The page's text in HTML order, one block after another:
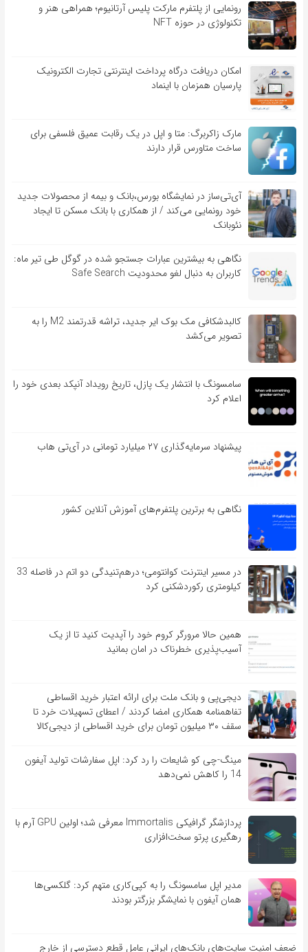
رونمایی از پلتفرم مارکت پلیس آرتانیوم؛ همراهی هنر و
تکنولوژی در حوزه NFT
امکان دریافت درگاه پرداخت اینترنتی تجارت الکترونیک
پارسیان همزمان با اینماد
مارک زاکربرگ: متا و اپل در یک رقابت عمیق فلسفی برای
ساخت متاورس قرار دارند
آی‌تی‌ساز در نمایشگاه بورس،بانک و بیمه از محصولات جدید
خود رونمایی می‌کند / از همکاری با بانک مسکن تا ایجاد
نئوبانک
نگاهی به بیشترین عبارات جستجو شده در گوگل طی تیر ماه:
کاربران به دنبال لغو محدودیت Safe Search
کالبدشکافی مک بوک ایر جدید، تراشه قدرتمند M2 را به
تصویر می‌کشد
سامسونگ با انتشار یک پازل، تاریخ رویداد آنپکد بعدی خود را
اعلام کرد
پیشنهاد سرمایه‌گذاری ۲۷ میلیارد تومانی در آی‌تی هاب
نگاهی به برترین پلتفرم‌های آموزش آنلاین کشور
در مسیر اینترنت کوانتومی؛ درهم‌تنیدگی دو اتم در فاصله 33
کیلومتری رکوردشکنی کرد
همین حالا مرورگر کروم خود را آپدیت کنید تا از یک
آسیب‌‌‌‌پذیری خطرناک در امان بمانید
دیجی‌پی و بانک ملت برای ارائه اعتبار خرید اقساطی
تفاهم‎نامه همکاری امضا کردند / اعطای تسهیلات خرد تا
سقف ۳۰ میلیون تومان برای خرید اقساطی از دیجی‌کالا
مینگ-چی کو شایعات را رد کرد: اپل سفارشات تولید آیفون
14 را کاهش نمی‌دهد
پردازشگر گرافیکی Immortalis معرفی شد؛ اولین GPU آرم با
رهگیری پرتو سخت‌افزاری
مدیر اپل سامسونگ را به کپی‌کاری متهم کرد: گلکسی‌ها
همان آیفون با نمایشگر بزرگتر بودند
ضعف امنیت سایت‌های بانک‌های ایرانی عامل قطع دسترسی از خارج